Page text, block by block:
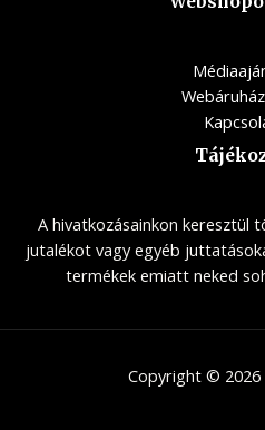
A hivatkozásainkon keresztül
jutalékot vagy egyéb
termékek emiatt neked
Copyright ©